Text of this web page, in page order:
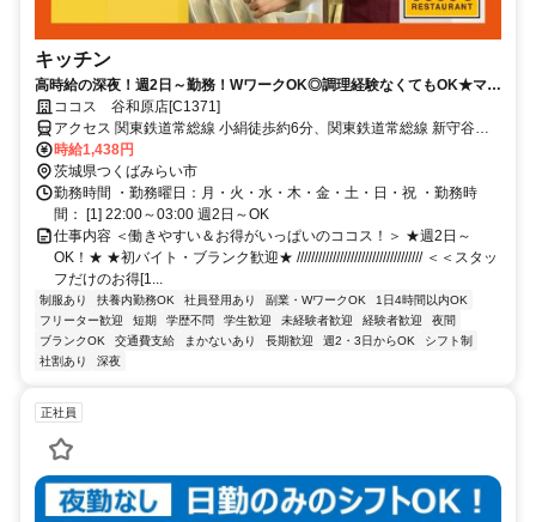
キッチン
高時給の深夜！週2日～勤務！WワークOK◎調理経験なくてもOK★マニ
ュアルあり！短期OK！
ココス 谷和原店[C1371]
アクセス 関東鉄道常総線 小絹徒歩約6分、関東鉄道常総線 新守谷徒
歩約18分、関東鉄道常総線 守谷中央西口徒歩約41分 「小絹駅」徒歩
7分/国道294号線沿い
時給1,438円
茨城県つくばみらい市
勤務時間 ・勤務曜日：月・火・水・木・金・土・日・祝 ・勤務時
間： [1] 22:00～03:00 週2日～OK
仕事内容 ＜働きやすい＆お得がいっぱいのココス！＞ ★週2日～
OK！★ ★初バイト・ブランク歓迎★ /////////////////////////////////// ＜＜スタッ
フだけのお得[1...
制服あり 扶養内勤務OK 社員登用あり 副業・WワークOK
1日4時間以内OK
フリーター歓迎
短期 学歴不問 学生歓迎 未経験者歓迎 経験者歓迎
夜間
ブランクOK
交通費支給 まかないあり 長期歓迎 週2・3日からOK
シフト制
社割あり
深夜
正社員